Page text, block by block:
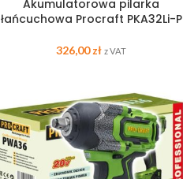
Akumulatorowa pilarka
łańcuchowa Procraft PKA32Li-P
326,00zł z VAT